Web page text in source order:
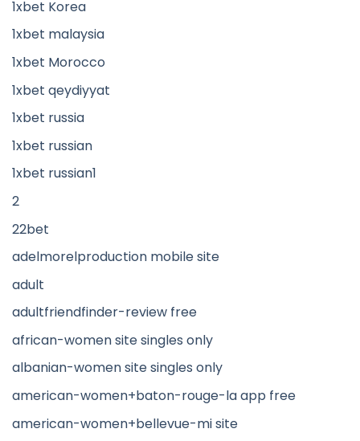
1xbet Korea
1xbet malaysia
1xbet Morocco
1xbet qeydiyyat
1xbet russia
1xbet russian
1xbet russian1
2
22bet
adelmorelproduction mobile site
adult
adultfriendfinder-review free
african-women site singles only
albanian-women site singles only
american-women+baton-rouge-la app free
american-women+bellevue-mi site